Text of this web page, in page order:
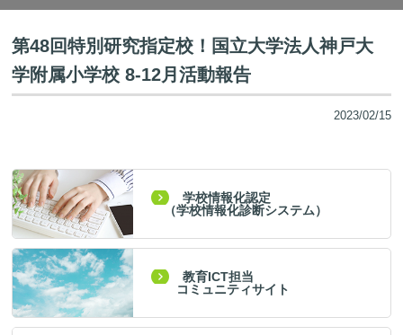
第48回特別研究指定校！国立大学法人神戸大
学附属小学校 8-12月活動報告
2023/02/15
学校情報化認定
（学校情報化診断システム）
教育ICT担当
コミュニティサイト